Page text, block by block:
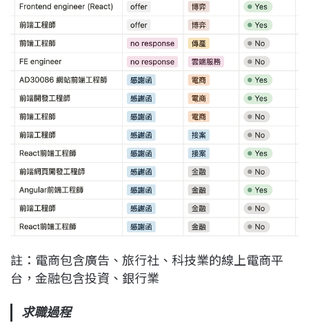
註：電商包含廣告、旅行社、科技業的線上電商平
台，金融包含投資、銀行業
求職過程